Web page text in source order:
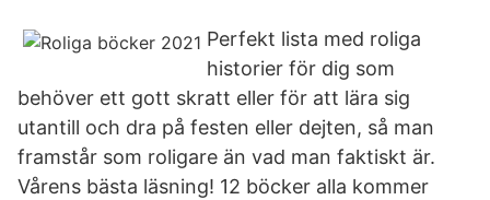
Perfekt lista med roliga
historier för dig som
behöver ett gott skratt eller för att lära sig
utantill och dra på festen eller dejten, så man
framstår som roligare än vad man faktiskt är.
Vårens bästa läsning! 12 böcker alla kommer